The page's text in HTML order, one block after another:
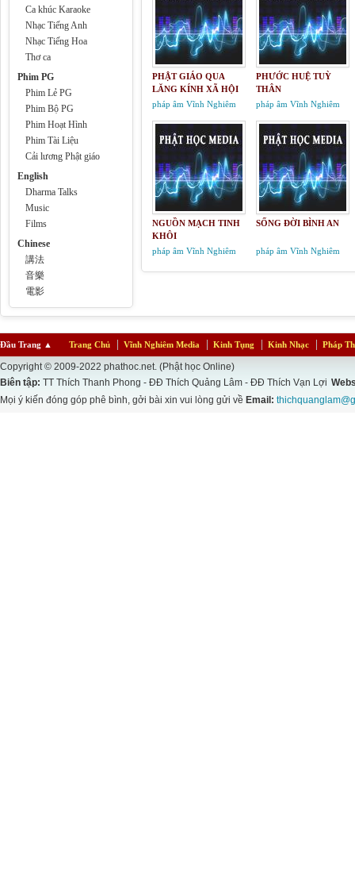
Ca khúc Karaoke
Nhạc Tiếng Anh
Nhạc Tiếng Hoa
Thơ ca
Phim PG
Phim Lẻ PG
Phim Bộ PG
Phim Hoạt Hình
Phim Tài Liệu
Cải lương Phật giáo
English
Dharma Talks
Music
Films
Chinese
講法
音樂
電影
PHẬT GIÁO QUA
LĂNG KÍNH XÃ HỘI
pháp âm Vĩnh Nghiêm
PHƯỚC HUỆ TUỲ
THÂN
pháp âm Vĩnh Nghiêm
NGUỒN MẠCH TINH
KHÔI
pháp âm Vĩnh Nghiêm
SỐNG ĐỜI BÌNH AN
pháp âm Vĩnh Nghiêm
Đầu Trang ▲ Trang Chủ Vĩnh Nghiêm Media Kinh Tụng Kinh Nhạc Pháp
Copyright © 2009-2022 phathoc.net. (Phật học Online)
Biên tập: TT Thích Thanh Phong - ĐĐ Thích Quảng Lâm - ĐĐ Thích Vạn Lợi
Mọi ý kiến đóng góp phê bình, gởi bài xin vui lòng gửi về Email: